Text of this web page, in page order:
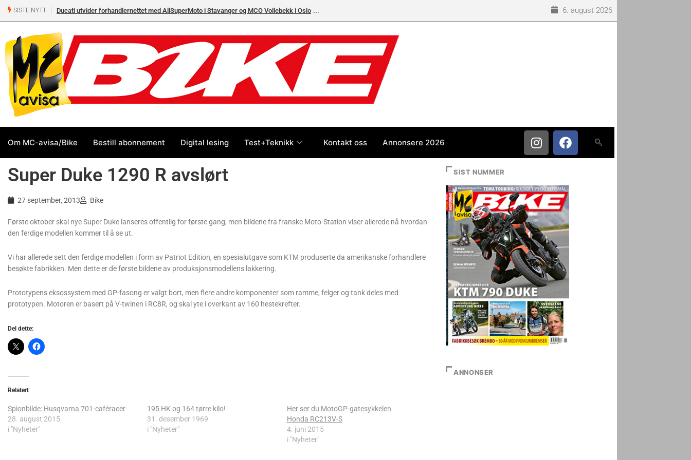
SISTE NYTT Ducati utvider forhandlernettet med AllSuperMoto i Stavanger og MCO Vollebekk i Oslo 6. august 2026
Om MC-avisa/Bike Bestill abonnement Digital lesing Test+Teknikk Kontakt oss Annonsere 2026
Super Duke 1290 R avslørt
27 september, 2013 Bike
Første oktober skal nye Super Duke lanseres offentlig for første gang, men bildene fra franske Moto-Station viser allerede nå hvordan
den ferdige modellen kommer til å se ut.
Vi har allerede sett den ferdige modellen i form av Patriot Edition, en spesialutgave som KTM produserte da amerikanske forhandlere
besøkte fabrikken. Men dette er de første bildene av produksjonsmodellens lakkering.
Prototypens eksossystem med GP-fasong er valgt bort, men flere andre komponenter som ramme, felger og tank deles med
prototypen. Motoren er basert på V-twinen i RC8R, og skal yte i overkant av 160 hestekrefter.
Del dette:
Relatert
Spionbilde: Husqvarna 701-caféracer
28. august 2015
i "Nyheter"
195 HK og 164 tørre kilo!
31. desember 1969
i "Nyheter"
Her ser du MotoGP-gatesykkelen
Honda RC213V-S
4. juni 2015
i "Nyheter"
SIST NUMMER
ANNONSER